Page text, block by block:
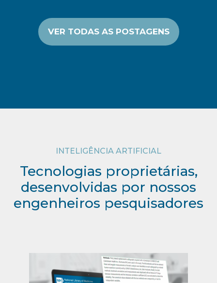
VER TODAS AS POSTAGENS
INTELIGÊNCIA ARTIFICIAL
Tecnologias proprietárias,
desenvolvidas por nossos
engenheiros pesquisadores